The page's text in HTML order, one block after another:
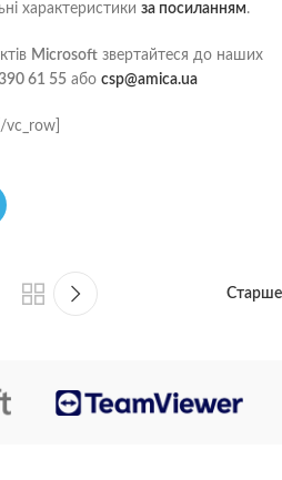
характеристики за посиланням.
Microsoftзвертайтеся до наших
61 55або csp@amica.ua
Старше